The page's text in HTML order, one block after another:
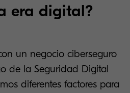
era digital?
un negocio ciberseguro
de la Seguridad Digital
diferentes factores para